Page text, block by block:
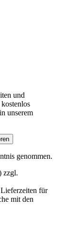
und
unserem
genommen.
zzgl.
für
mit den